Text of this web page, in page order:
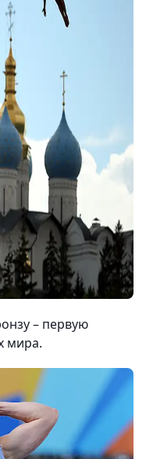
– первую
мира.